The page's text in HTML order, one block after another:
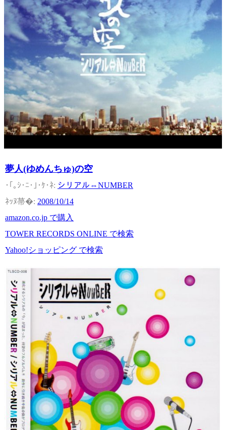
夢人(ゆめんちゅ)の空
シリアル⇔NUMBER
2008/10/14
amazon.co.jp で購入
TOWER RECORDS ONLINE で検索
Yahoo!ショッピング で検索